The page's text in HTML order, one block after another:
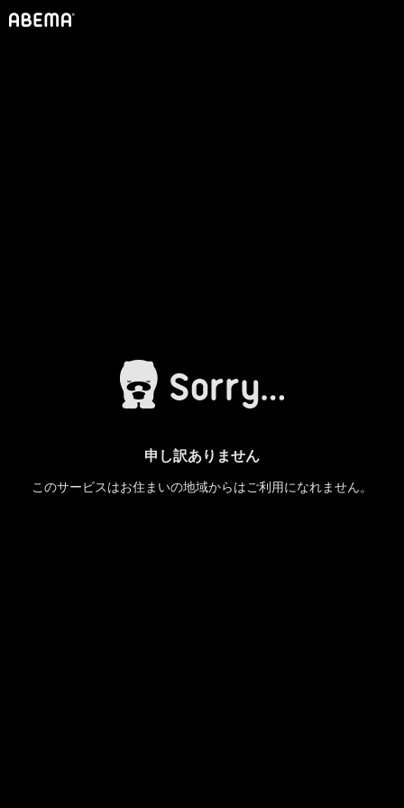
申し訳ありません
このサービスはお住まいの地域からはご利用になれません。